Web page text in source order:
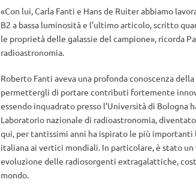
«Con lui, Carla Fanti e Hans de Ruiter abbiamo
B2 a bassa luminosità e l’ultimo articolo, scritto
le proprietà delle galassie del campione», ricorda
radioastronomia.
Roberto Fanti aveva una profonda conoscenza
permettergli di portare contributi fortemente
essendo inquadrato presso l’Università di
Laboratorio nazionale di radioastronomia,
qui, per tantissimi anni ha ispirato le più
italiana ai vertici mondiali. In particolare, è stato
evoluzione delle radiosorgenti extragalattiche,
mondo.